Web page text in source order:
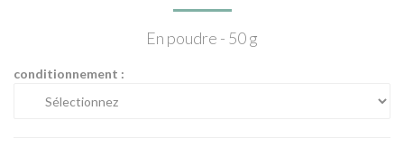
En poudre - 50 g
conditionnement :